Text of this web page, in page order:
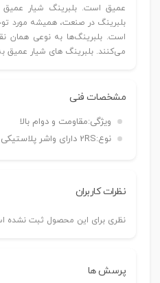
عمیق است. بلبرینگ شیار عمیق
بلبرینگ در صنعت، همیشه مورد
است. بلبرینگ‌ها به‌ نوعی همان
می‌کنند. بلبرینگ های شیار عمیق
مشخصات فنی
ویژگی:مقاومت و دوام بالا
نوع:2RS دارای واشر پلاستیکی
نظرات کاربران
نظری برای این محصول ثبت نشده
پرسش ها